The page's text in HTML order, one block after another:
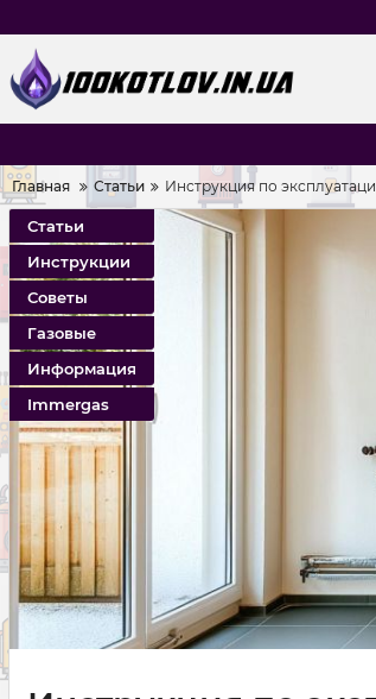
Главная Статьи Инструкция по
Статьи
Инструкции
Советы
Газовые
Информация
Immergas